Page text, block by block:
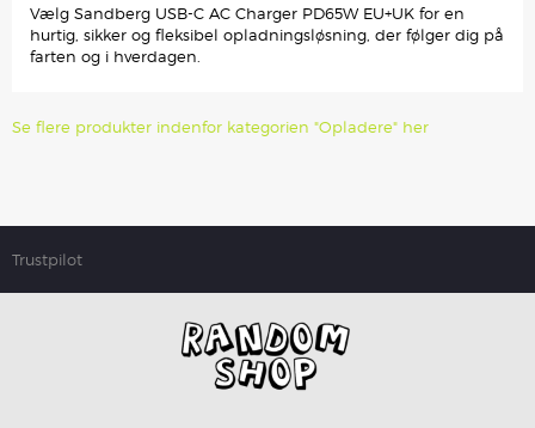
Vælg Sandberg USB-C AC Charger PD65W EU+UK for en
hurtig, sikker og fleksibel opladningsløsning, der følger dig på
farten og i hverdagen.
Se flere produkter indenfor kategorien "Opladere" her
Trustpilot